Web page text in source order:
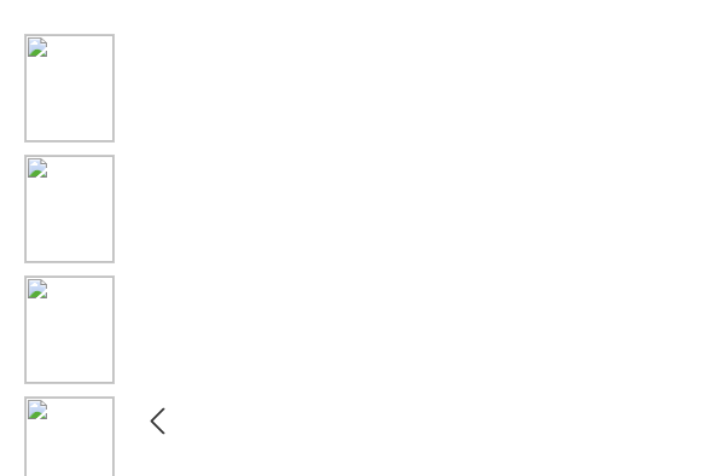
Bildergalerie überspringen